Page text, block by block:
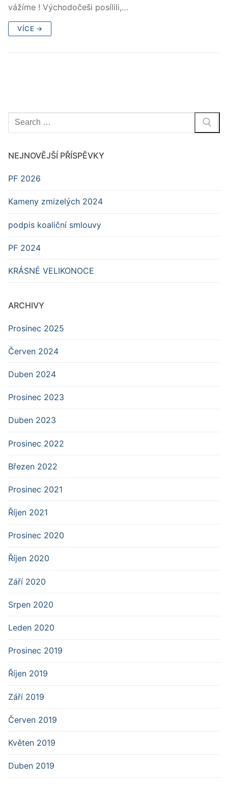
vážíme ! Východočeši posílili,…
VÍCE →
Hledat:
NEJNOVĚJŠÍ PŘÍSPĚVKY
PF 2026
Kameny zmizelých 2024
podpis koaliční smlouvy
PF 2024
KRÁSNÉ VELIKONOCE
ARCHIVY
Prosinec 2025
Červen 2024
Duben 2024
Prosinec 2023
Duben 2023
Prosinec 2022
Březen 2022
Prosinec 2021
Říjen 2021
Prosinec 2020
Říjen 2020
Září 2020
Srpen 2020
Leden 2020
Prosinec 2019
Říjen 2019
Září 2019
Červen 2019
Květen 2019
Duben 2019